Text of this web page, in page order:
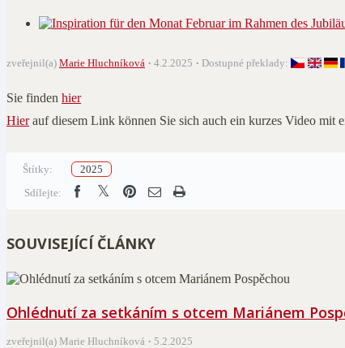
zveřejnil(a) Marie Hluchníková 4.2.2025 Dostupné překlady:
Sie finden hier
Hierauf diesem Link können Sie sich auch ein kurzes Video mit
Štítky:
2025
Sdílejte:
SOUVISEJÍCÍ ČLÁNKY
Ohlédnutí za setkáním s otcem Mariánem
zveřejnil(a) Marie Hluchníková 5.2.2025